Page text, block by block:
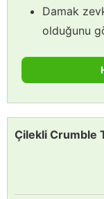
Damak
olduğunu
Çilekli Crumble